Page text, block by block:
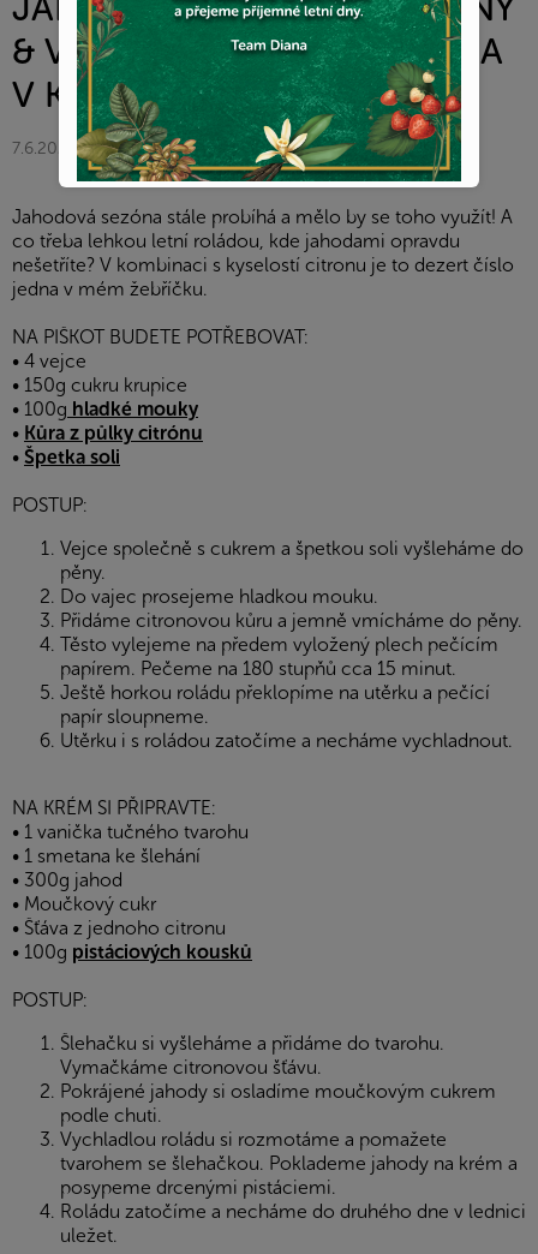
& VOJTA FIALA FOOD- DIANA
V KUCHYNI
7.6.2021
Jahodová sezóna stále probíhá a mělo by se toho využít! A
co třeba lehkou letní roládou, kde jahodami opravdu
nešetříte? V kombinaci s kyselostí citronu je to dezert číslo
jedna v mém žebříčku.
NA PIŠKOT BUDETE POTŘEBOVAT:
• 4 vejce
• 150g cukru krupice
• 100g hladké mouky
• Kůra z půlky citrónu
• Špetka soli
POSTUP:
Vejce společně s cukrem a špetkou soli vyšleháme do
pěny.
Do vajec prosejeme hladkou mouku.
Přidáme citronovou kůru a jemně vmícháme do pěny.
Těsto vylejeme na předem vyložený plech pečícím
papírem. Pečeme na 180 stupňů cca 15 minut.
Ještě horkou roládu překlopíme na utěrku a pečící
papír sloupneme.
Utěrku i s roládou zatočíme a necháme vychladnout.
NA KRÉM SI PŘIPRAVTE:
• 1 vanička tučného tvarohu
• 1 smetana ke šlehání
• 300g jahod
• Moučkový cukr
• Šťáva z jednoho citronu
• 100g pistáciových kousků
POSTUP:
Šlehačku si vyšleháme a přidáme do tvarohu.
Vymačkáme citronovou šťávu.
Pokrájené jahody si osladíme moučkovým cukrem
podle chuti.
Vychladlou roládu si rozmotáme a pomažete
tvarohem se šlehačkou. Poklademe jahody na krém a
posypeme drcenými pistáciemi.
Roládu zatočíme a necháme do druhého dne v lednici
uležet.